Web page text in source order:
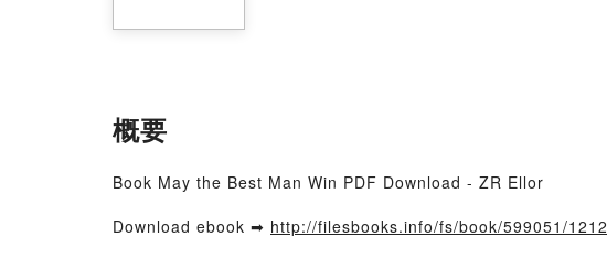
概要
Book May the Best Man Win PDF Download - ZR Ellor
Download ebook ➡ http://filesbooks.info/fs/book/599051/1212